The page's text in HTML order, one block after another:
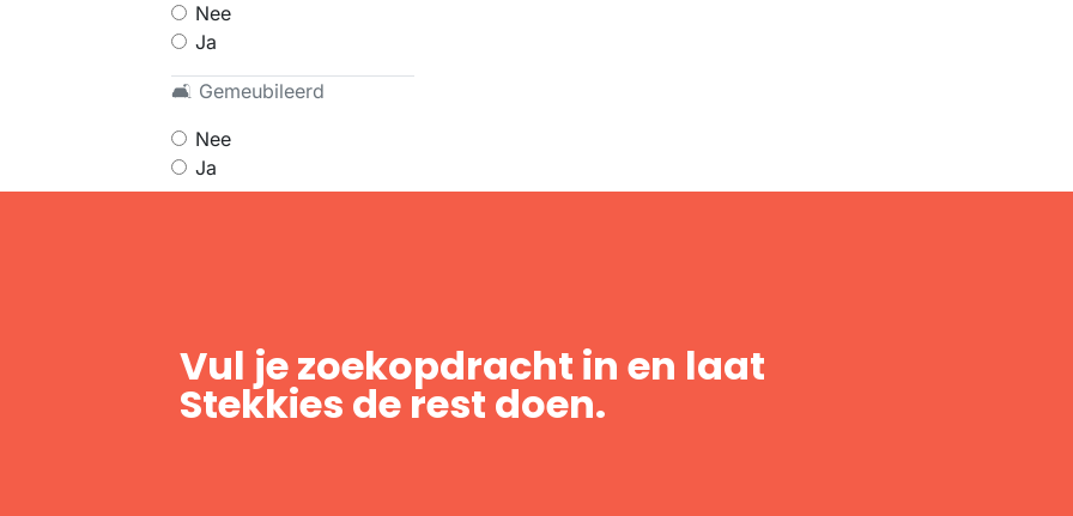
Nee
Ja
🛋 Gemeubileerd
Nee
Ja
Vul je zoekopdracht in en laat
Stekkies de rest doen.